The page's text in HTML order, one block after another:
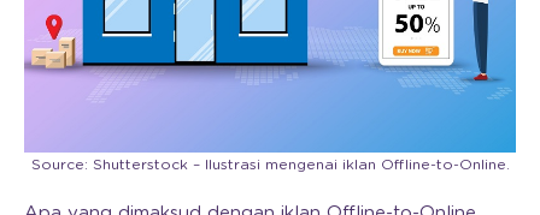
Source: Shutterstock – Ilustrasi mengenai iklan Offline-to-Online.